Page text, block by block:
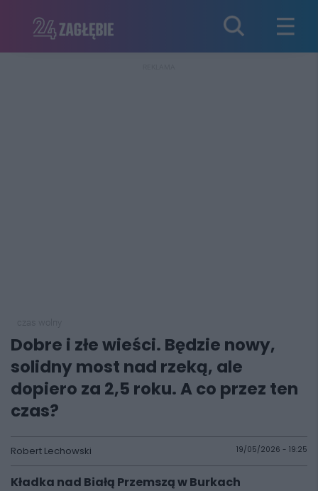
Dobre i złe wieści. Będzie nowy,
solidny most nad rzeką, ale
dopiero za 2,5 roku. A co przez ten
czas?
Robert Lechowski 19/05/2026 - 19:25
Kładka nad Białą Przemszą w Burkach